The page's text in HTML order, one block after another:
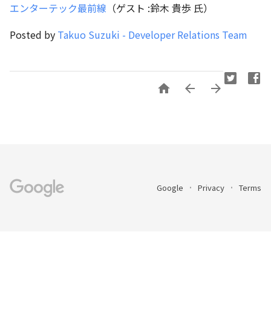
エンターテック最前線 （ゲスト :鈴木 貴歩 氏）
Posted by Takuo Suzuki - Developer Relations Team
  
Google Privacy Terms